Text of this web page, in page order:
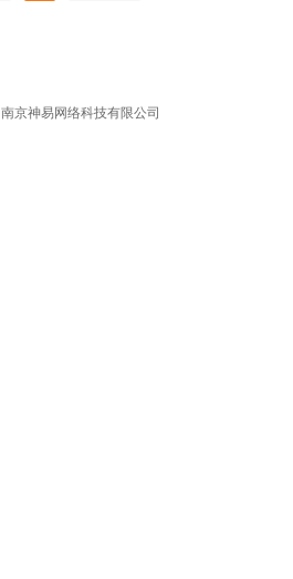
南京神易网络科技有限公司